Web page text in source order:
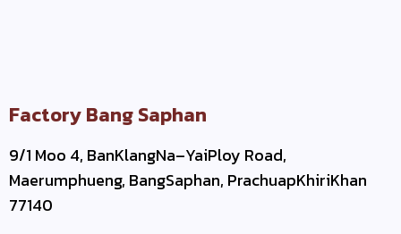
Factory Bang Saphan
9/1 Moo 4, BanKlangNa–YaiPloy Road,
Maerumphueng, BangSaphan, PrachuapKhiriKhan
77140